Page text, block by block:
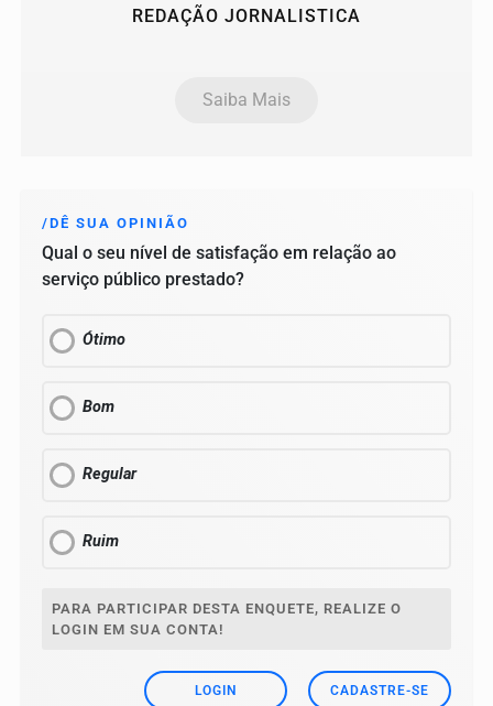
REDAÇÃO JORNALISTICA
Saiba Mais
/DÊ SUA OPINIÃO
Qual o seu nível de satisfação em relação ao
serviço público prestado?
Ótimo
Bom
Regular
Ruim
PARA PARTICIPAR DESTA ENQUETE, REALIZE O
LOGIN EM SUA CONTA!
LOGIN CADASTRE-SE